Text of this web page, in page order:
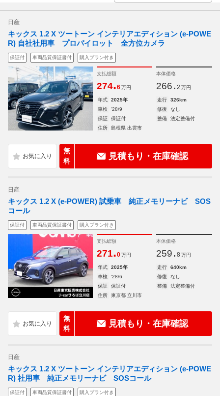
日産
キックス 1.2 X ツートーン インテリアエディション (e-POWE
R) 自社社用車 プロパイロット 全方位カメラ
保証付 車両品質保証書付 購入プラン付き
支払総額
274.6 万円
本体価格
266. 2 万円
年式 2025年 走行
326km
車検
'28/9 修復
なし
保証
保証付 整備
法定整備付
住所
島根県 出雲市
無
料
見積もり・在庫確認
日産
キックス 1.2 X (e-POWER) 試乗車 純正メモリーナビ SOS
コール
保証付 車両品質保証書付 購入プラン付き
支払総額
271.0 万円
本体価格
259. 8 万円
年式 2025年 走行
640km
車検
'28/6 修復
なし
保証
保証付 整備
法定整備付
住所
東京都 立川市
無
料
見積もり・在庫確認
日産
キックス 1.2 X ツートーン インテリアエディション (e-POWE
R) 社用車 純正メモリーナビ SOSコール
保証付 車両品質保証書付 購入プラン付き